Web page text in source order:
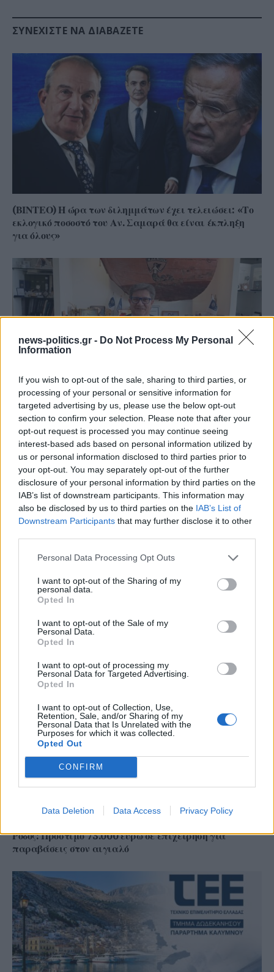
news-politics.gr - Do Not Process My Personal
Information
If you wish to opt-out of the sale, sharing to third parties, or
processing of your personal or sensitive information for
targeted advertising by us, please use the below opt-out
section to confirm your selection. Please note that after your
opt-out request is processed you may continue seeing
interest-based ads based on personal information utilized by
us or personal information disclosed to third parties prior to
your opt-out. You may separately opt-out of the further
disclosure of your personal information by third parties on the
IAB’s list of downstream participants. This information may
also be disclosed by us to third parties on the IAB’s List of
Downstream Participants that may further disclose it to other
Personal Data Processing Opt Outs
I want to opt-out of the Sharing of my
personal data.
Opted In
I want to opt-out of the Sale of my
Personal Data.
Opted In
I want to opt-out of processing my
Personal Data for Targeted Advertising.
Opted In
I want to opt-out of Collection, Use,
Retention, Sale, and/or Sharing of my
Personal Data that Is Unrelated with the
Purposes for which it was collected.
Opted Out
CONFIRM
Data Deletion Data Access Privacy Policy
ΣΥΝΕΧΊΣΤΕ ΝΑ ΔΙΑΒΆΖΕΤΕ
(ΒΙΝΤΕΟ) Η ώρα των διλημμάτων έχει τελειώσει: «Το
εκλογικό ποσοστό του Αν. Σαμαρά θα είναι έκπληξη
για όλους»
Γ. Ξηραδάκης: «Ολιγοπωλιακή δομή στην Ελληνική
Ακτοπλοΐα – Ποιοι ελέγχουν το 60% του συνολικού
στόλου»
(VIDEOS) Αλλάζει ο υγειονομικός χάρτης στα
Δωδεκάνησα: Νέο Ακτινοθεραπευτικό Κέντρο και
ενίσχυση του ΕΣΥ στη Ρόδο, σύμφωνα με τον υπ. Υγείας,
Ρόδος: Πρόστιμο 73.000 ευρώ σε επιχείρηση για
παραβάσεις στον αιγιαλό